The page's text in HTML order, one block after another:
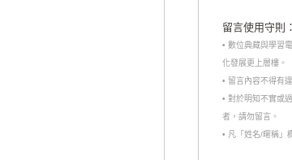
留言使用守則：
• 數位典藏與學習
化發展更上層樓。
• 留言內容不得有
• 對於明知不實或
者，請勿留言。
• 凡「姓名/暱稱」